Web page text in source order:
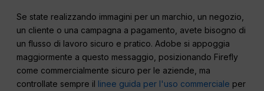
Se state realizzando immagini per un marchio, un negozio,
un cliente o una campagna a pagamento, avete bisogno di
un flusso di lavoro sicuro e pratico. Adobe si appoggia
maggiormente a questo messaggio, posizionando Firefly
come commercialmente sicuro per le aziende, ma
controllate sempre il linee guida per l'uso commerciale per